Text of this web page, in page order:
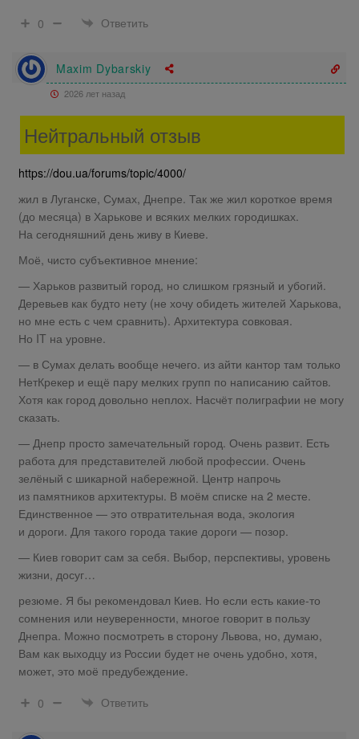
0
Ответить
Maxim Dybarskiy
2026 лет назад
Нейтральный отзыв
https://dou.ua/forums/topic/4000/
жил в Луганске, Сумах, Днепре. Так же жил короткое время
(до месяца) в Харькове и всяких мелких городишках.
На сегодняшний день живу в Киеве.
Моё, чисто субъективное мнение:
— Харьков развитый город, но слишком грязный и убогий.
Деревьев как будто нету (не хочу обидеть жителей Харькова,
но мне есть с чем сравнить). Архитектура совковая.
Но IT на уровне.
— в Сумах делать вообще нечего. из айти кантор там только
НетКрекер и ещё пару мелких групп по написанию сайтов.
Хотя как город довольно неплох. Насчёт полиграфии не могу
сказать.
— Днепр просто замечательный город. Очень развит. Есть
работа для представителей любой профессии. Очень
зелёный с шикарной набережной. Центр напрочь
из памятников архитектуры. В моём списке на 2 месте.
Единственное — это отвратительная вода, экология
и дороги. Для такого города такие дороги — позор.
— Киев говорит сам за себя. Выбор, перспективы, уровень
жизни, досуг…
резюме. Я бы рекомендовал Киев. Но если есть какие-то
сомнения или неуверенности, многое говорит в пользу
Днепра. Можно посмотреть в сторону Львова, но, думаю,
Вам как выходцу из России будет не очень удобно, хотя,
может, это моё предубеждение.
0
Ответить